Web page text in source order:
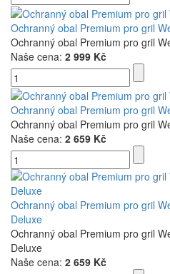
Ochranný obal Premium pro gril
Ochranný obal Premium pro gril
Naše cena: 2 999 Kč
Ochranný obal Premium pro gril
Ochranný obal Premium pro gril
Naše cena: 2 659 Kč
Ochranný obal Premium pro gril
Deluxe
Ochranný obal Premium pro gril
Deluxe
Naše cena: 2 659 Kč